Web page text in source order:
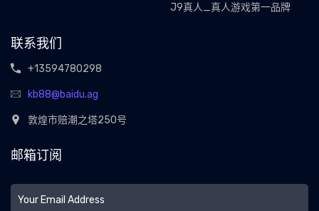
J9真人_真人游戏第一品牌
联系我们
+13594780298
kb88@baidu.ag
敦煌市赔潮之塔250号
邮箱订阅